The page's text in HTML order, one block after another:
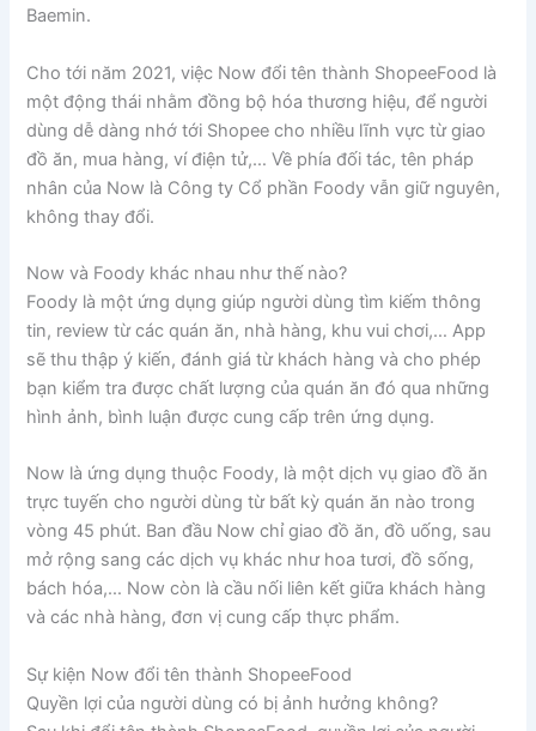
Baemin.
Cho tới năm 2021, việc Now đổi tên thành ShopeeFood là
một động thái nhằm đồng bộ hóa thương hiệu, để người
dùng dễ dàng nhớ tới Shopee cho nhiều lĩnh vực từ giao
đồ ăn, mua hàng, ví điện tử,… Về phía đối tác, tên pháp
nhân của Now là Công ty Cổ phần Foody vẫn giữ nguyên,
không thay đổi.
Now và Foody khác nhau như thế nào?
Foody là một ứng dụng giúp người dùng tìm kiếm thông
tin, review từ các quán ăn, nhà hàng, khu vui chơi,… App
sẽ thu thập ý kiến, đánh giá từ khách hàng và cho phép
bạn kiểm tra được chất lượng của quán ăn đó qua những
hình ảnh, bình luận được cung cấp trên ứng dụng.
Now là ứng dụng thuộc Foody, là một dịch vụ giao đồ ăn
trực tuyến cho người dùng từ bất kỳ quán ăn nào trong
vòng 45 phút. Ban đầu Now chỉ giao đồ ăn, đồ uống, sau
mở rộng sang các dịch vụ khác như hoa tươi, đồ sống,
bách hóa,… Now còn là cầu nối liên kết giữa khách hàng
và các nhà hàng, đơn vị cung cấp thực phẩm.
Sự kiện Now đổi tên thành ShopeeFood
Quyền lợi của người dùng có bị ảnh hưởng không?